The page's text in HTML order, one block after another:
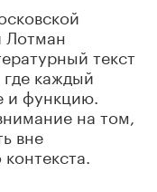
текст
каждый
и функцию.
на том,
вне